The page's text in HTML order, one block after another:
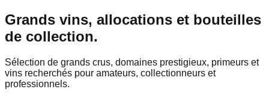
Grands vins, allocations et bouteilles
de collection.
Sélection de grands crus, domaines prestigieux, primeurs et
vins recherchés pour amateurs, collectionneurs et
professionnels.